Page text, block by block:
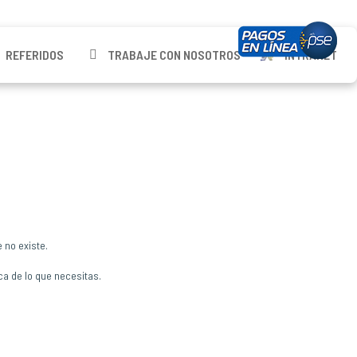
REFERIDOS TRABAJE CON NOSOTROS INTRANET
no existe.
de lo que necesitas.